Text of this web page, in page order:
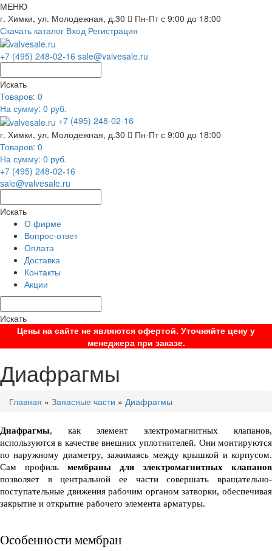
МЕНЮ
г. Химки, ул. Молодежная, д.30
Пн-Пт с 9:00 до 18:00
Скачать каталог Вход Регистрация
+7 (495) 248-02-16 sale@valvesale.ru
Искать
Товаров: 0
На сумму: 0 руб.
+7 (495) 248-02-16
г. Химки, ул. Молодежная, д.30
Пн-Пт с 9:00 до 18:00
Товаров: 0
На сумму: 0 руб.
+7 (495) 248-02-16
sale@valvesale.ru
Искать
О фирме
Вопрос-ответ
Оплата
Доставка
Контакты
Акции
Искать
Цены на сайте не являются офертой. Уточняйте цену у
менеджера при заказе.
Диафрагмы
Главная » Запасные части » Диафрагмы
Диафрагмы, как элемент электромагнитных клапанов,
используются в качестве внешних уплотнителей. Они монтируются
по наружному диаметру, зажимаясь между крышкой и корпусом.
Сам профиль
позволяет в центральной ее части совершать вращательно-
поступательные движения рабочим органом затворки, обеспечивая
закрытие и открытие рабочего элемента арматуры.
Особенности мембран